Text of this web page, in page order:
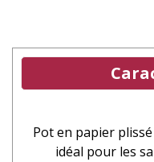
Pot en papier
idéal pour les